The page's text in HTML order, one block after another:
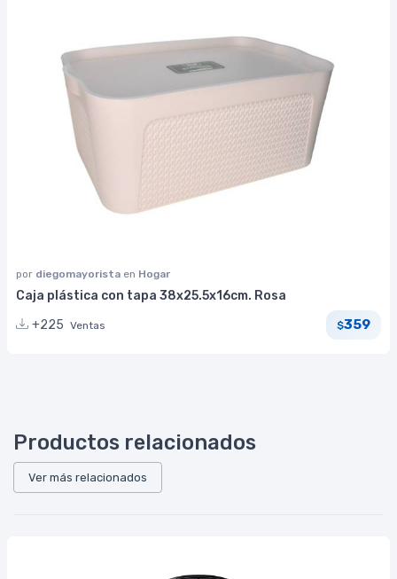
por diegomayorista en Hogar
Caja plástica con tapa 38x25.5x16cm. Rosa
+225 Ventas $359
Productos relacionados
Ver más relacionados